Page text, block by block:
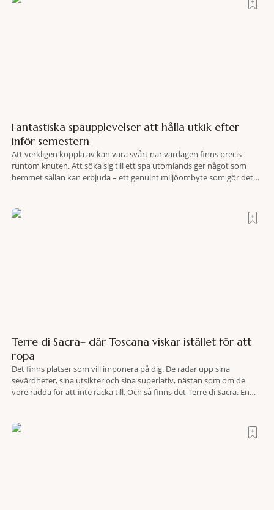
Fantastiska spaupplevelser att hålla utkik efter
inför semestern
Att verkligen koppla av kan vara svårt när vardagen finns precis
runtom knuten. Att söka sig till ett spa utomlands ger något som
hemmet sällan kan erbjuda – ett genuint miljöombyte som gör det
Terre di Sacra– där Toscana viskar istället för att
ropa
Det finns platser som vill imponera på dig. De radar upp sina
sevärdheter, sina utsikter och sina superlativ, nästan som om de
vore rädda för att inte räcka till. Och så finns det Terre di Sacra. En